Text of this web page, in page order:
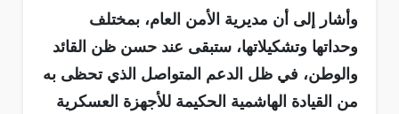
وأشار إلى أن مديرية الأمن العام، بمختلف
وحداتها وتشكيلاتها، ستبقى عند حسن ظن القائد
والوطن، في ظل الدعم المتواصل الذي تحظى به
من القيادة الهاشمية الحكيمة للأجهزة العسكرية